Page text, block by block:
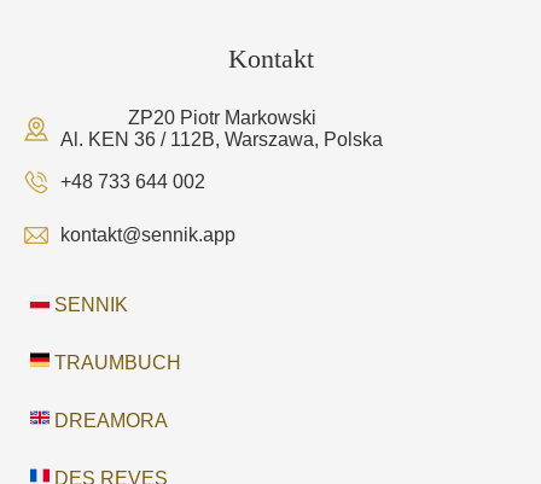
Kontakt
ZP20 Piotr Markowski
Al. KEN 36 / 112B, Warszawa, Polska
+48 733 644 002
kontakt@sennik.app
SENNIK
TRAUMBUCH
DREAMORA
DES REVES